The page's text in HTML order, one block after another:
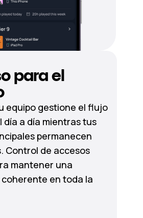
para el
equipo gestione el flujo
día a día mientras tus
permanecen
Control de accesos
mantener una
en toda la